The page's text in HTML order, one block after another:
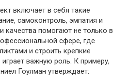
включает в себя такие
самоконтроль, эмпатия и
качества помогают не только в
сфере, где
и строить крепкие
важную роль. К примеру,
Гоулман утверждает: